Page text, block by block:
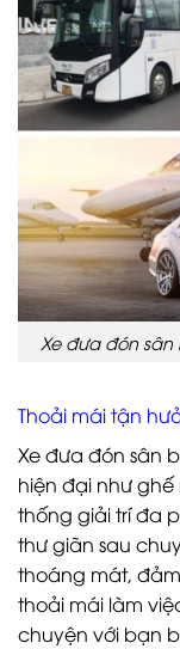
Xe đưa đón
Thoải mái tận
Xe đưa đón sân
hiện đại như
thống giải trí đa
thư giãn sau
thoáng mát,
thoải mái làm
chuyện với bạn